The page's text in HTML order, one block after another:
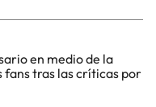
en medio de la
fans tras las críticas por